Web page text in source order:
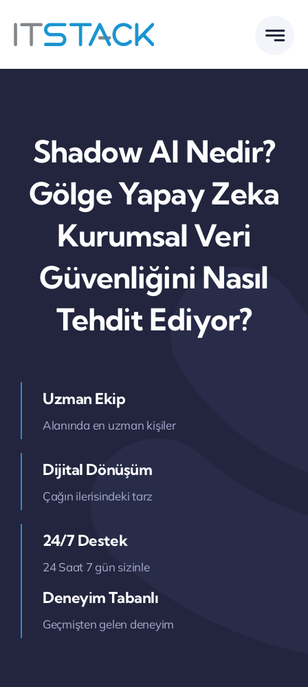
content
Shadow AI Nedir?
Gölge Yapay Zeka
Kurumsal Veri
Güvenliğini Nasıl
Tehdit Ediyor?
Uzman Ekip
Alanında en uzman kişiler
Dijital Dönüşüm
Çağın ilerisindeki tarz
24/7 Destek
24 Saat 7 gün sizinle
Deneyim Tabanlı
Geçmişten gelen deneyim